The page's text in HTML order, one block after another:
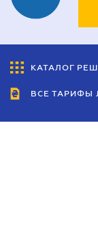
КАТАЛОГ
ВСЕ ТАРИФЫ